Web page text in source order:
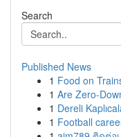
Search
Published News
1 Food on
1 Are Zero-
1 Dereli
1 Football